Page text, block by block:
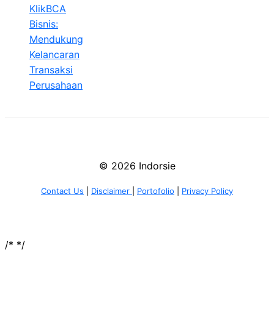
KlikBCA
Bisnis:
Mendukung
Kelancaran
Transaksi
Perusahaan
© 2026 Indorsie
Contact Us Disclaimer Portofolio Privacy Policy
/* */